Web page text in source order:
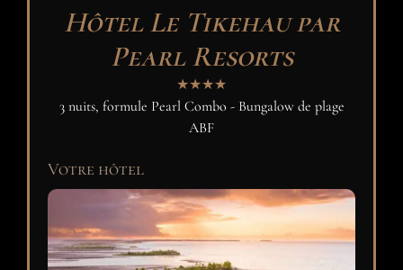
Hôtel Le Tikehau par
Pearl Resorts
★★★★
3 nuits, formule Pearl Combo - Bungalow de plage
ABF
Votre hôtel